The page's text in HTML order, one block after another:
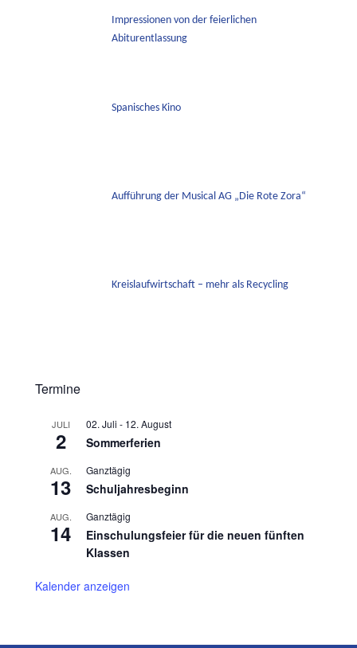
Impressionen von der feierlichen
Abiturentlassung
Spanisches Kino
Aufführung der Musical AG „Die Rote Zora“
Kreislaufwirtschaft – mehr als Recycling
Termine
JULI
2
02. Juli - 12. August
Sommerferien
AUG.
13
Ganztägig
Schuljahresbeginn
AUG.
14
Ganztägig
Einschulungsfeier für die neuen fünften
Klassen
Kalender anzeigen